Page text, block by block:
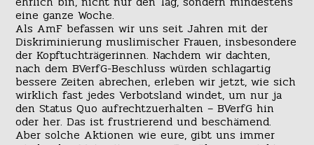
eine ganze Woche.
Als AmF befassen wir uns seit Jahren mit der
Diskriminierung muslimischer Frauen, insbesondere
der Kopftuchträgerinnen. Nachdem wir dachten,
nach dem BVerfG-Beschluss würden schlagartig
bessere Zeiten abrechen, erleben wir jetzt, wie sich
wirklich fast jedes Verbotsland windet, um nur ja
den Status Quo aufrechtzuerhalten – BVerfG hin
oder her. Das ist frustrierend und beschämend.
Aber solche Aktionen wie eure, gibt uns immer